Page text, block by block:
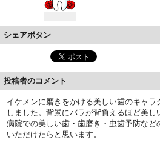
シェアボタン
投稿者のコメント
イケメンに磨きをかける美しい歯のキャ
しました。背景にバラが背負えるほど美し
病院での美しい歯・歯磨き・虫歯予防など
いただけたらと思います。